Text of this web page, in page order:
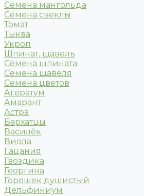
Семена мангольда
Семена свеклы
Томат
Тыква
Укроп
Шпинат, щавель
Семена шпината
Семена щавеля
Семена цветов
Агератум
Амарант
Астра
Бархатцы
Василёк
Виола
Гацания
Гвоздика
Георгина
Горошек душистый
Дельфиниум